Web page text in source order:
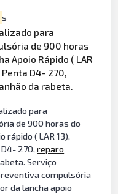
s
para
de 900 horas
Apoio Rápido ( LAR
D4- 270,
da rabeta.
para
de 900 horas do
rápido ( LAR 13),
D4- 270,reparo
Serviço
compulsória
da lancha apoio